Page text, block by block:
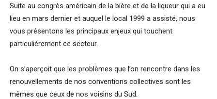
Suite au congrès américain de la bière et de la liqueur qui a eu
lieu en mars dernier et auquel le local 1999 a assisté, nous
vous présentons les principaux enjeux qui touchent
particulièrement ce secteur.
On s’aperçoit que les problèmes que l’on rencontre dans les
renouvellements de nos conventions collectives sont les
mêmes que ceux de nos voisins du Sud.